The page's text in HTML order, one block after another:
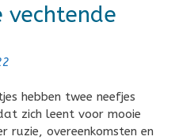
vechtende
hebben twee neefjes
zich leent voor mooie
ruzie, overeenkomsten en